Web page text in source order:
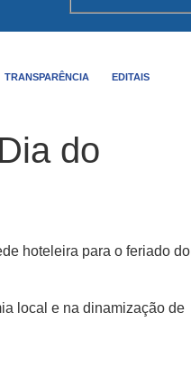
TRANSPARÊNCIA EDITAIS
do
hoteleira para o feriado do
local e na dinamização de